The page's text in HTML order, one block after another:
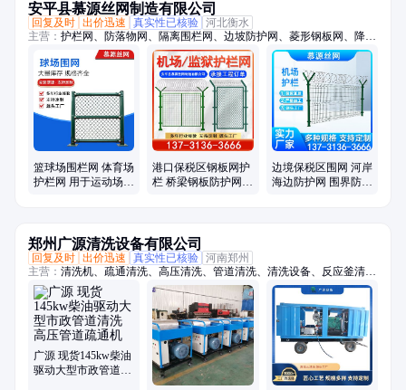
安平县慕源丝网制造有限公司
回复及时 出价迅速 真实性已核验 河北衡水
主营： 护栏网、防落物网、隔离围栏网、边坡防护网、菱形钢板网、降噪
隔音墙、户外吸音板、桥梁防护网、防落物围栏网、篮球场围栏网、柔性
钢丝绳网、斜坡防落石网、光伏电站围栏、高架桥梁隔音屏、保税区围界
篮球场围栏网 体育场
护栏网 用于运动场的
港口保税区钢板网护
栏 桥梁钢板防护网围
边境保税区围网 河岸
海边防护网 围界防逃
郑州广源清洗设备有限公司
回复及时 出价迅速 真实性已核验 河南郑州
主营： 清洗机、疏通清洗、高压清洗、管道清洗、清洗设备、反应釜清
洗、超高压、冲毛机、铝模板、拉毛机、混凝土、换热器、高压水、柴油
驱动、锅炉管道、电机驱动、船体除锈、管道疏通、除锈除漆、钢坯除
磷、电驱动高压、水除磷系统、水喷砂除锈、冷凝器管道、下水道疏通
广源 现货145kw柴油
驱动大型市政管道清